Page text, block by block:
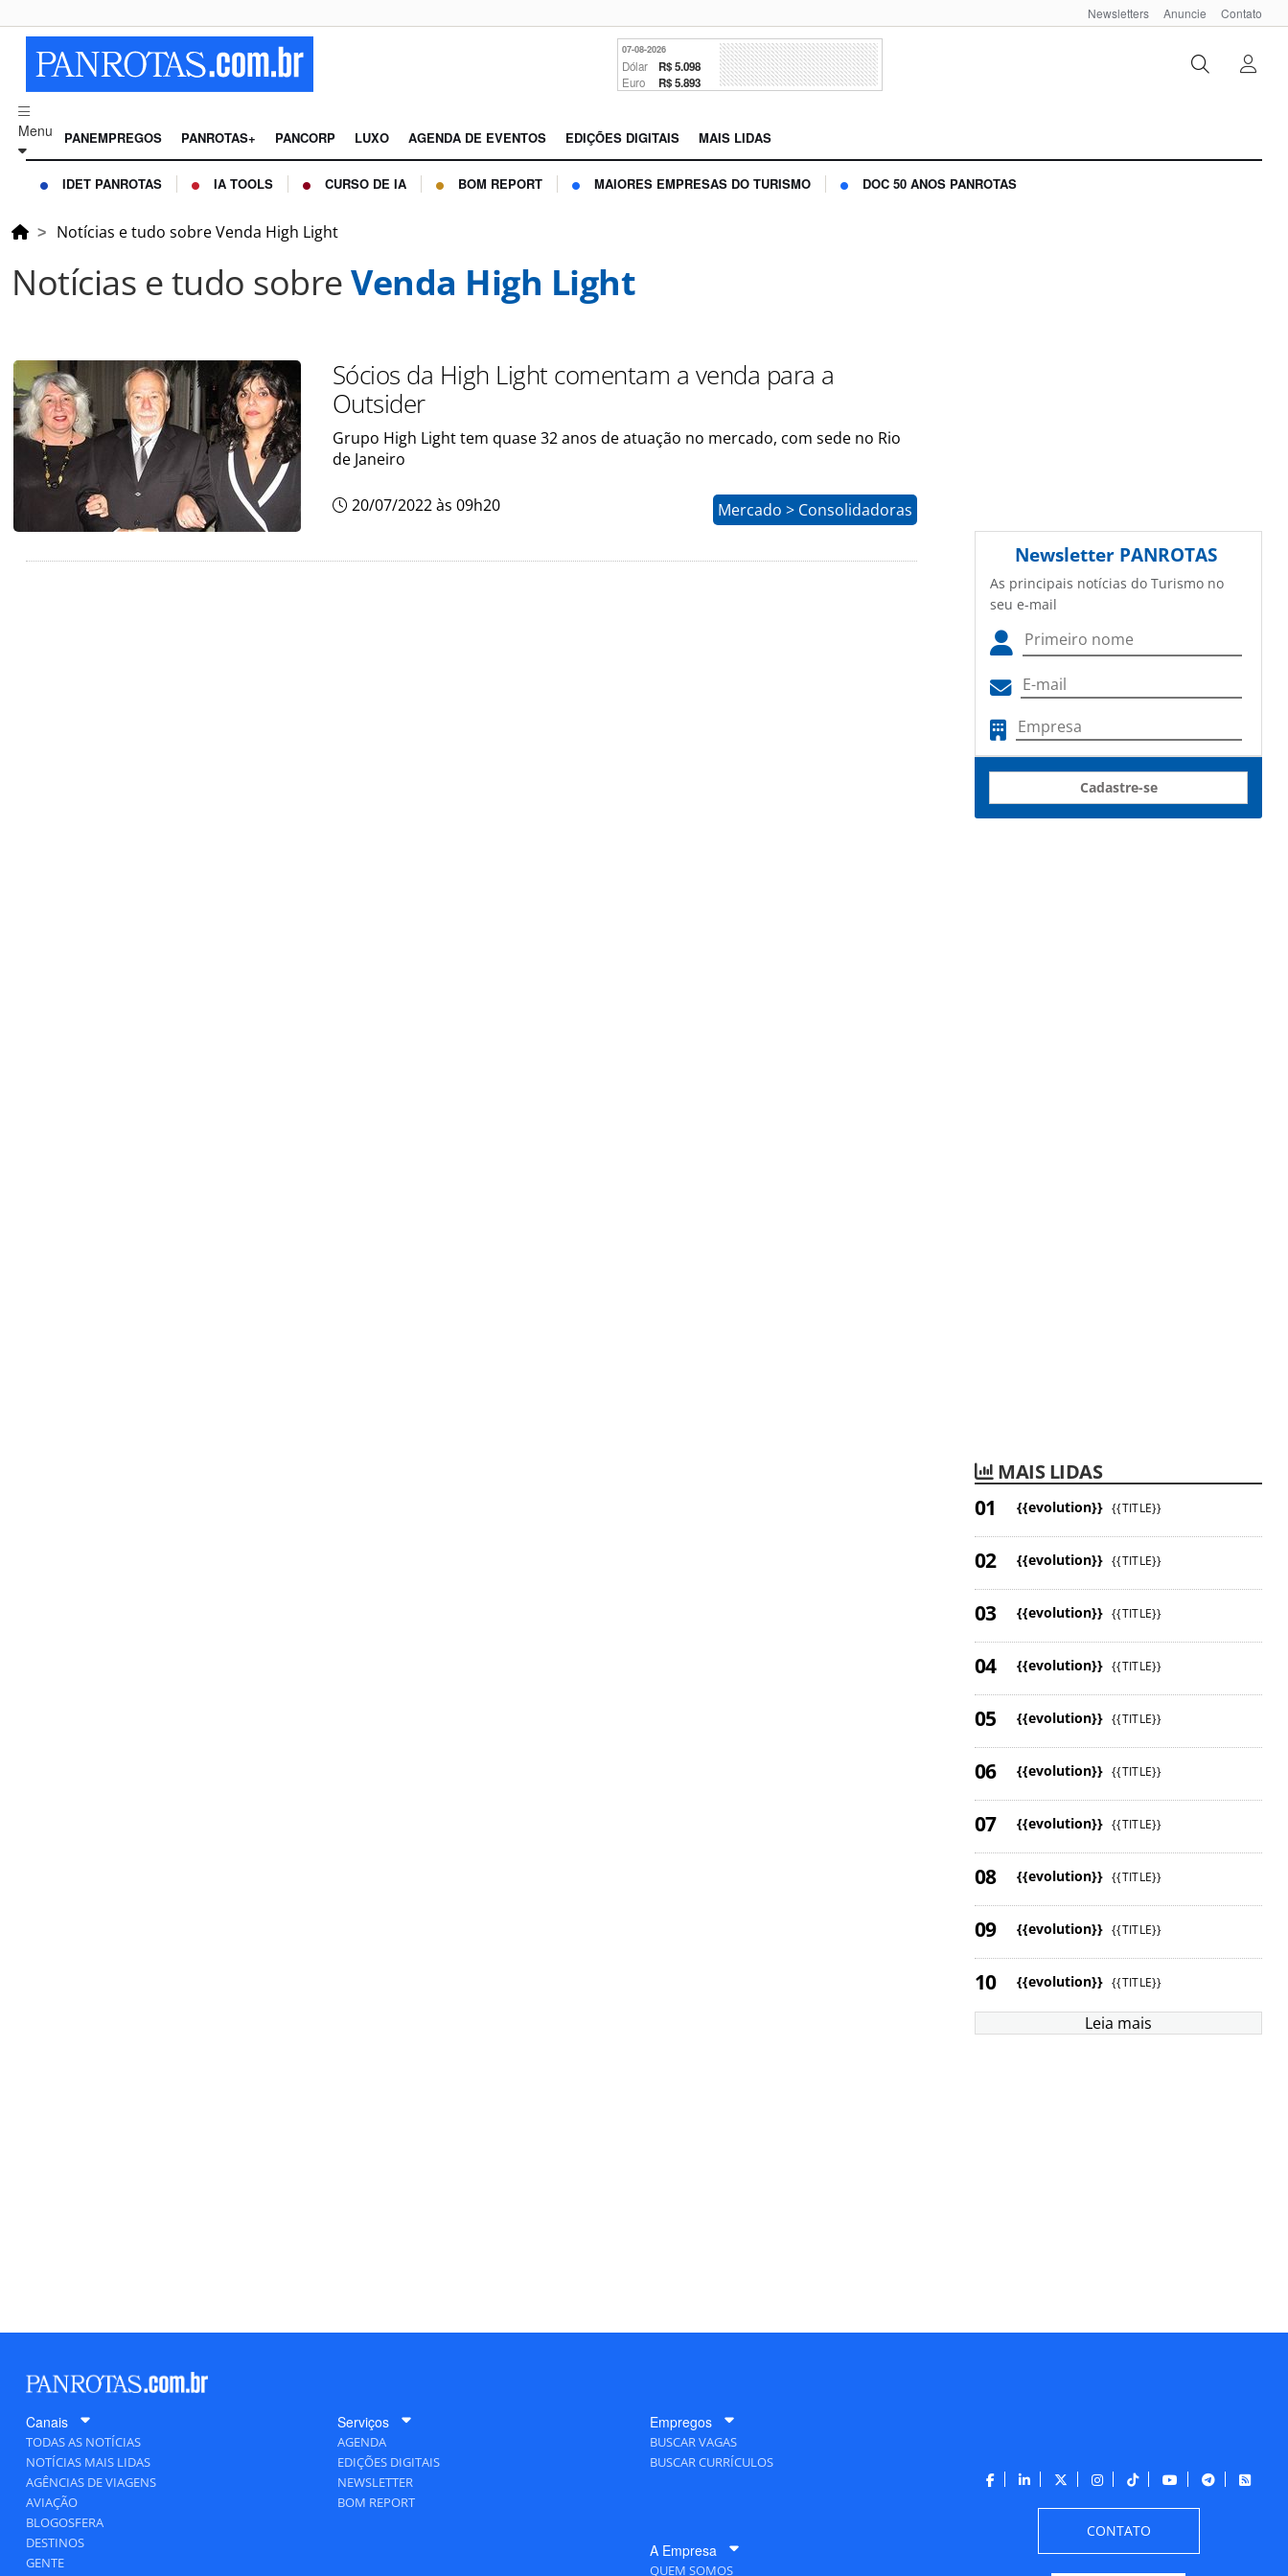
Newsletters Anuncie Contato
07-08-2026
Dólar R$ 5.098
Euro R$ 5.893
Menu PANEMPREGOS PANROTAS+ PANCORP LUXO AGENDA DE EVENTOS EDIÇÕES DIGITAIS MAIS LIDAS
IDET PANROTAS IA TOOLS CURSO DE IA BOM REPORT MAIORES EMPRESAS DO TURISMO DOC 50 ANOS PANROTAS
Notícias e tudo sobre Venda High Light
Notícias e tudo sobreVenda High Light
Sócios da High Light comentam a venda para a
Outsider
Grupo High Light tem quase 32 anos de atuação no mercado, com sede no Rio
de Janeiro
20/07/2022 às 09h20 Mercado > Consolidadoras
Newsletter PANROTAS
As principais notícias do Turismo no
seu e-mail
Cadastre-se
MAIS LIDAS
{{evolution}} {{TITLE}}
{{evolution}} {{TITLE}}
{{evolution}} {{TITLE}}
{{evolution}} {{TITLE}}
{{evolution}} {{TITLE}}
{{evolution}} {{TITLE}}
{{evolution}} {{TITLE}}
{{evolution}} {{TITLE}}
{{evolution}} {{TITLE}}
{{evolution}} {{TITLE}}
Leia mais
Canais
TODAS AS NOTÍCIAS
NOTÍCIAS MAIS LIDAS
AGÊNCIAS DE VIAGENS
AVIAÇÃO
BLOGOSFERA
DESTINOS
GENTE
Serviços
AGENDA
EDIÇÕES DIGITAIS
NEWSLETTER
BOM REPORT
Empregos
BUSCAR VAGAS
BUSCAR CURRÍCULOS
A Empresa
QUEM SOMOS
CONTATO